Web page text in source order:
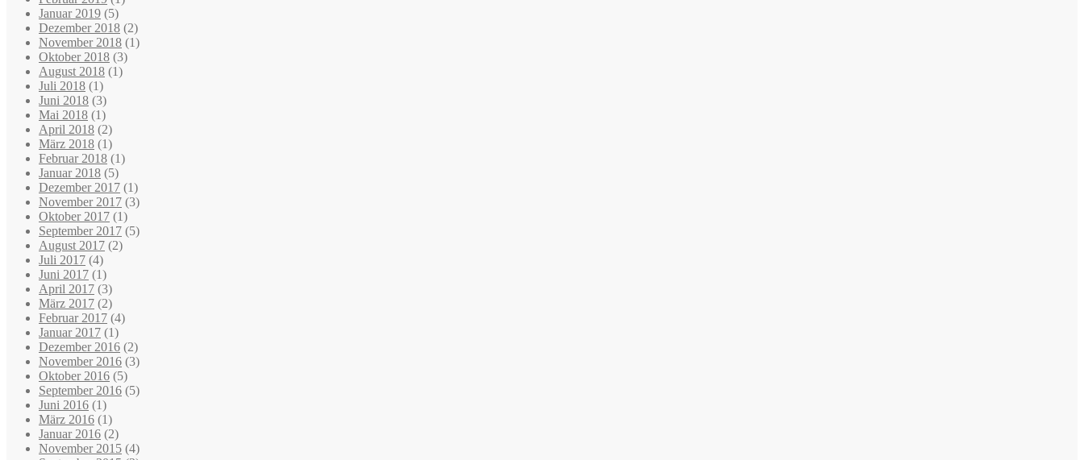
Januar 2019 (5)
Dezember 2018 (2)
November 2018 (1)
Oktober 2018 (3)
August 2018 (1)
Juli 2018 (1)
Juni 2018 (3)
Mai 2018 (1)
April 2018 (2)
März 2018 (1)
Februar 2018 (1)
Januar 2018 (5)
Dezember 2017 (1)
November 2017 (3)
Oktober 2017 (1)
September 2017 (5)
August 2017 (2)
Juli 2017 (4)
Juni 2017 (1)
April 2017 (3)
März 2017 (2)
Februar 2017 (4)
Januar 2017 (1)
Dezember 2016 (2)
November 2016 (3)
Oktober 2016 (5)
September 2016 (5)
Juni 2016 (1)
März 2016 (1)
Januar 2016 (2)
November 2015 (4)